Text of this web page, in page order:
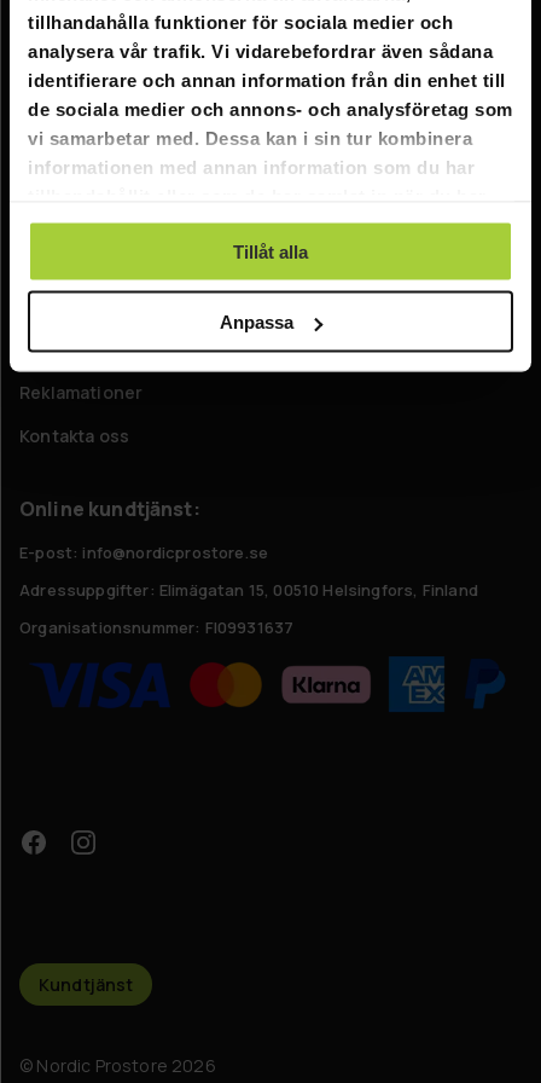
tillhandahålla funktioner för sociala medier och
analysera vår trafik. Vi vidarebefordrar även sådana
identifierare och annan information från din enhet till
de sociala medier och annons- och analysföretag som
vi samarbetar med. Dessa kan i sin tur kombinera
informationen med annan information som du har
använt deras tjänster.
Tillåt alla
Anpassa
Information
Företagsinformation
Om oss
Kundtjänst
Returer
Reklamationer
Kontakta oss
Online kundtjänst:
E-post: info@nordicprostore.se
Adressuppgifter: Elimägatan 15, 00510 Helsingfors, Finland
Organisationsnummer: FI09931637
Kundtjänst
© Nordic Prostore 2026